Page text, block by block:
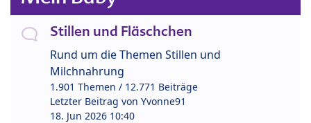
Stillen und Fläschchen
Rund um die Themen Stillen und
Milchnahrung
1.901 Themen / 12.771 Beiträge
Letzter Beitrag von Yvonne91
18. Jun 2026 10:40